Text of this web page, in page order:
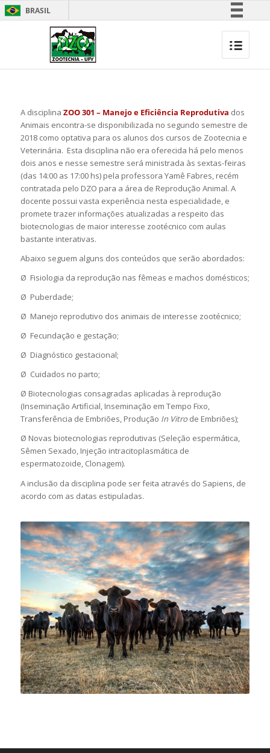
BRASIL
Canais
A disciplina ZOO 301 – Manejo e Eficiência Reprodutiva dos
Animais encontra-se disponibilizada no segundo semestre de
2018 como optativa para os alunos dos cursos de Zootecnia e
Veterinária. Esta disciplina não era oferecida há pelo menos
dois anos e nesse semestre será ministrada às sextas-feiras
(das 14:00 as 17:00 hs) pela professora Yamê Fabres, recém
contratada pelo DZO para a área de Reprodução Animal. A
docente possui vasta experiência nesta especialidade, e
promete trazer informações atualizadas a respeito das
biotecnologias de maior interesse zootécnico com aulas
bastante interativas.
Abaixo seguem alguns dos conteúdos que serão abordados:
Ø Fisiologia da reprodução nas fêmeas e machos domésticos;
Ø Puberdade;
Ø Manejo reprodutivo dos animais de interesse zootécnico;
Ø Fecundação e gestação;
Ø Diagnóstico gestacional;
Ø Cuidados no parto;
Ø Biotecnologias consagradas aplicadas à reprodução
(Inseminação Artificial, Inseminação em Tempo Fixo,
Transferência de Embriões, Produção In Vitrode Embriões);
Ø Novas biotecnologias reprodutivas (Seleção espermática,
Sêmen Sexado, Injeção intracitoplasmática de
espermatozoide, Clonagem).
A inclusão da disciplina pode ser feita através do Sapiens, de
acordo com as datas estipuladas.